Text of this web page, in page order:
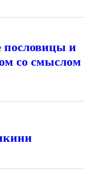
пословицы и
со смыслом